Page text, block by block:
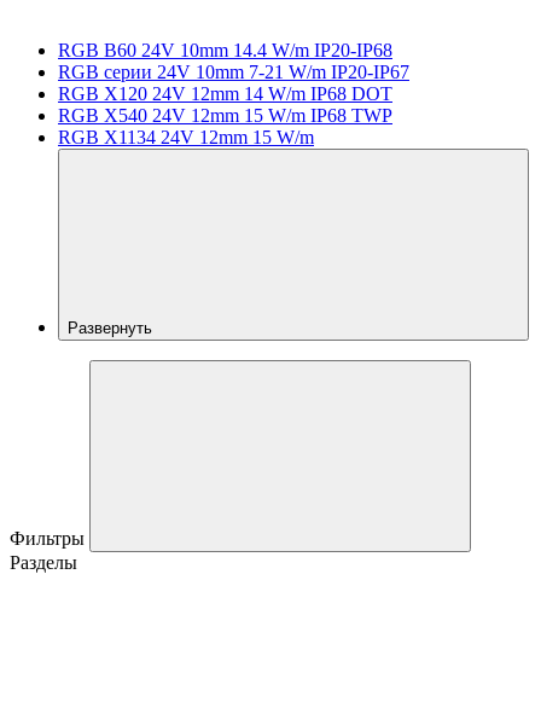
RGB B60 24V 10mm 14.4 W/m IP20-IP68
RGB серии 24V 10mm 7-21 W/m IP20-IP67
RGB X120 24V 12mm 14 W/m IP68 DOT
RGB X540 24V 12mm 15 W/m IP68 TWP
RGB X1134 24V 12mm 15 W/m
Развернуть
Фильтры
Разделы